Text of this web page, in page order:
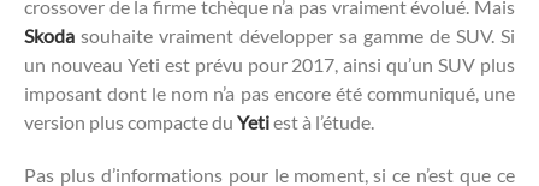
crossover de la firme tchèque n’a pas vraiment évolué. Mais
Skoda souhaite vraiment développer sa gamme de SUV. Si
un nouveau Yeti est prévu pour 2017, ainsi qu’un SUV plus
imposant dont le nom n’a pas encore été communiqué, une
version plus compacte du Yetiest à l’étude.
Pas plus d’informations pour le moment, si ce n’est que ce